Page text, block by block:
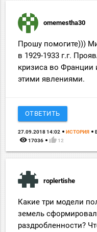
omemestha30
Прошу помогите)))
в 1929-1933 г.г.
кризиса во Франции
этими явлениями.
ОТВЕТИТЬ
27.09.2018 14:02 ИСТОРИЯ
remove_red_eye 17036 thumb_up 12
roplertishe
Какие три модели
земель
раздробленности?